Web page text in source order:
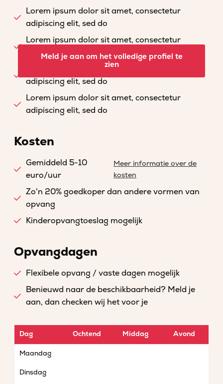
Lorem ipsum dolor sit amet, consectetur
adipiscing elit, sed do
Lorem ipsum dolor sit amet, consectetur
adipiscing elit, sed do
Lorem ipsum dolor sit amet, consectetur
adipiscing elit, sed do
Lorem ipsum dolor sit amet, consectetur
adipiscing elit, sed do
Meld je aan om het volledige profiel te
zien
Kosten
Gemiddeld 5-10
euro/uur
Meer informatie over de
kosten
Zo'n 20% goedkoper dan andere vormen van
opvang
Kinderopvangtoeslag mogelijk
Opvangdagen
Flexibele opvang / vaste dagen mogelijk
Benieuwd naar de beschikbaarheid? Meld je
aan, dan checken wij het voor je
Dag Ochtend Middag Avond
Maandag
Dinsdag